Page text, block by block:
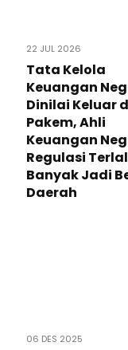
22 JUL 2026
Tata Kelola
Keuangan
Dinilai Keluar
Pakem, Ahli
Keuangan
Regulasi
Banyak Jadi
Daerah
06 DES 2025